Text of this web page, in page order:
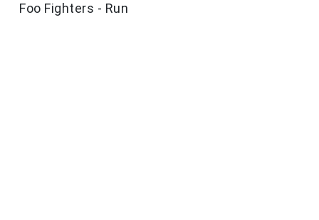
Foo Fighters - Run